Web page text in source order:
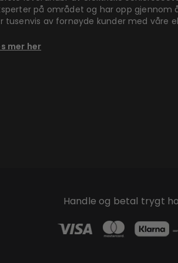
på området og har opp gjennom
tusenvis av fornøyde kunder med våre
mer her
Handle og betal trygt